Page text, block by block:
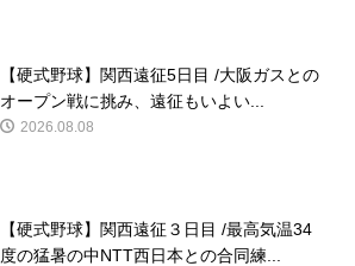
【硬式野球】関西遠征5日目 /大阪ガスとの
オープン戦に挑み、遠征もいよい...
2026.08.08
【硬式野球】関西遠征３日目 /最高気温34
度の猛暑の中NTT西日本との合同練...